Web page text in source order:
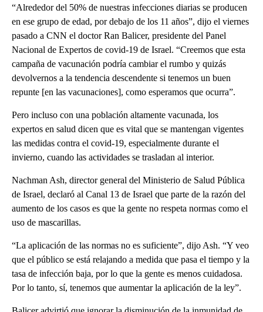
“Alrededor del 50% de nuestras infecciones diarias se producen
en ese grupo de edad, por debajo de los 11 años”, dijo el viernes
pasado a CNN el doctor Ran Balicer, presidente del Panel
Nacional de Expertos de covid-19 de Israel. “Creemos que esta
campaña de vacunación podría cambiar el rumbo y quizás
devolvernos a la tendencia descendente si tenemos un buen
repunte [en las vacunaciones], como esperamos que ocurra”.
Pero incluso con una población altamente vacunada, los
expertos en salud dicen que es vital que se mantengan vigentes
las medidas contra el covid-19, especialmente durante el
invierno, cuando las actividades se trasladan al interior.
Nachman Ash, director general del Ministerio de Salud Pública
de Israel, declaró al Canal 13 de Israel que parte de la razón del
aumento de los casos es que la gente no respeta normas como el
uso de mascarillas.
“La aplicación de las normas no es suficiente”, dijo Ash. “Y veo
que el público se está relajando a medida que pasa el tiempo y la
tasa de infección baja, por lo que la gente es menos cuidadosa.
Por lo tanto, sí, tenemos que aumentar la aplicación de la ley”.